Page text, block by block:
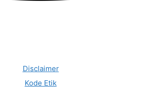
Disclaimer
Kode Etik